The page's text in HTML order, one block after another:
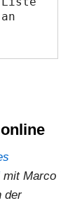
an
mit Marco
der